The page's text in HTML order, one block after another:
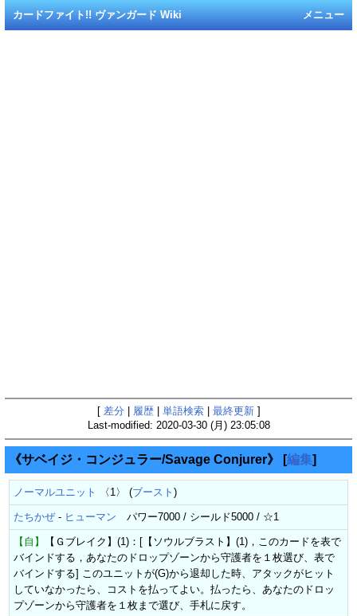
メニュー
カードファイト!! ヴァンガード Wiki
[ 差分 履歴| 単語検索| 最終更新]
Last-modified: 2020-03-30 (月) 23:05:08
《サベイジ・コンジュラー/Savage Conjurer》 [編集]
ノーマルユニット 〈1〉 (ブースト )
たちかぜ- ヒューマン パワー7000 / シールド5000 / ☆1
【自】
【Ｇブレイク】(1)：[【ソウルブラスト】(1)，このカードを表で
バインドする，あなたのドロップゾーンから守護者を１枚選び、表で
バインドする] このユニットが(G)から退却した時、アタックがヒット
していなかったら、コストを払ってよい。払ったら、あなたのドロッ
プゾーンから守護者を１枚まで選び、手札に戻す。